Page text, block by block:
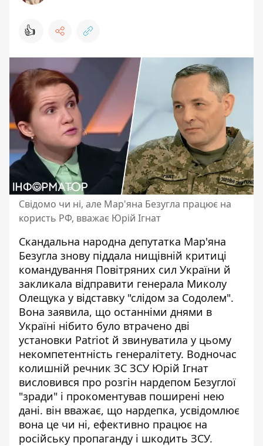
👍
Свідомо чи ні, але Мар'яна Безугла працює на
користь РФ, вважає Юрій Ігнат
Скандальна народна депутатка Мар'яна
Безугла знову піддала нищівній критиці
командування Повітряних сил України й
закликала відправити генерала Миколу
Олещука у відставку "слідом за Содолем".
Вона заявила, що останніми днями в
Україні нібито було втрачено дві
установки Patriot й звинуватила у цьому
некомпетентність генералітету. Водночас
колишній речник ЗС ЗСУ Юрій Ігнат
висловився про розгін нардепом Безуглої
"зради" і прокоментував поширені нею
дані. він вважає, що нардепка, усвідомлює
вона це чи ні, ефективно працює на
російську пропаганду і шкодить ЗСУ.